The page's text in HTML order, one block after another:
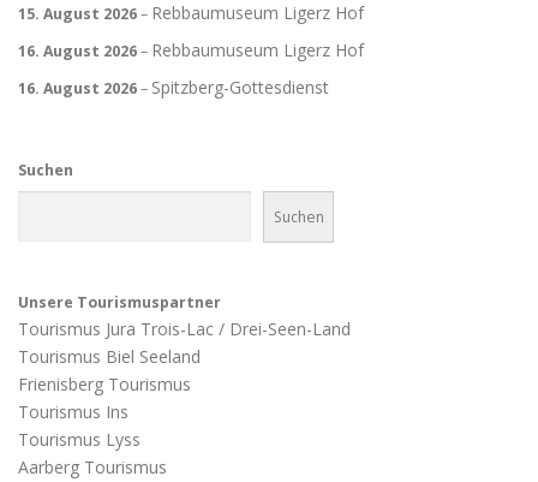
15. August 2026– Rebbaumuseum Ligerz Hof
16. August 2026– Rebbaumuseum Ligerz Hof
16. August 2026– Spitzberg-Gottesdienst
Suchen
Suchen
Unsere Tourismuspartner
Tourismus Jura Trois-Lac / Drei-Seen-Land
Tourismus Biel Seeland
Frienisberg Tourismus
Tourismus Ins
Tourismus Lyss
Aarberg Tourismus